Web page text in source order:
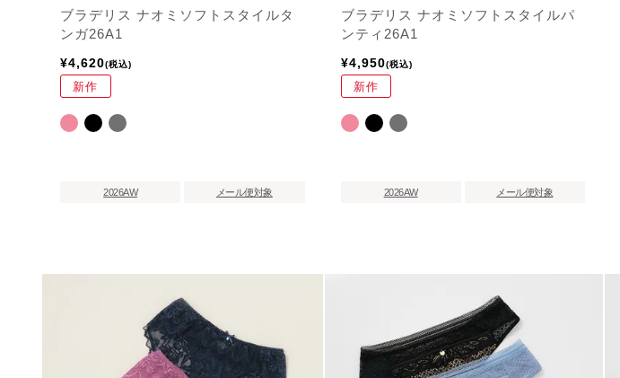
ブラデリス ナオミソフトスタイルタ
ンガ26A1
¥4,620 税込
新作
2026AW メール便対象
ブラデリス ナオミソフトスタイルパ
ンティ26A1
¥4,950 税込
新作
2026AW メール便対象